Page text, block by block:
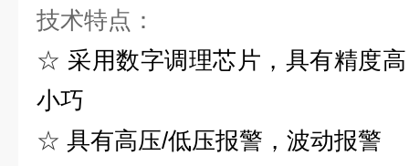
技术特点：
☆ 采用数字调理芯片，具有精度
小巧
☆ 具有高压/低压报警，波动报警